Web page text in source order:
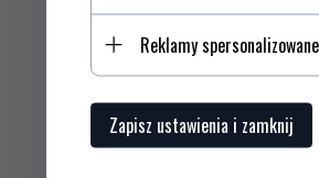
Reklamy spersonalizowane
Zapisz ustawienia i zamknij